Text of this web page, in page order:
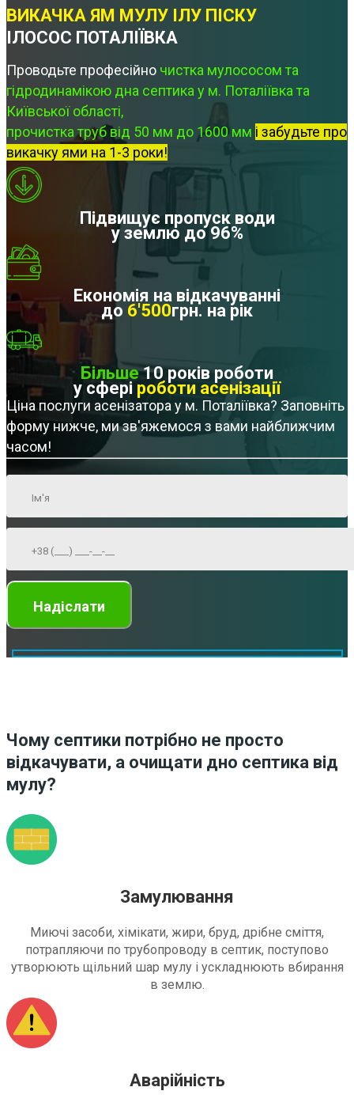
ВИКАЧКА ЯМ МУЛУ ІЛУ ПІСКУ
ІЛОСОС ПОТАЛІЇВКА
Проводьте професійно чистка мулососом та
гідродинамікою дна септика у м. Поталіївка та
Київської області,
прочистка труб від 50 мм до 1600 мм і забудьте про
викачку ями на 1-3 роки!
Підвищує пропуск води
у землю до 96%
Економія на відкачуванні
до 6'500грн. на рік
Більше10 років роботи
у сфері роботи асенізації
Ціна послуги асенізатора у м. Поталіївка? Заповніть
форму нижче, ми зв'яжемося з вами найближчим
часом!
Чому септики потрібно не просто
відкачувати, а очищати дно септика від
мулу?
Замулювання
Миючі засоби, хімікати, жири, бруд, дрібне сміття,
потрапляючи по трубопроводу в септик, поступово
утворюють щільний шар мулу і ускладнюють вбирання
в землю.
Аварійність